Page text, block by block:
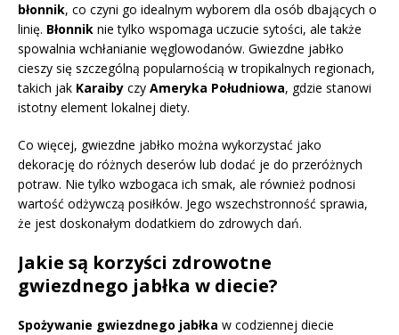
błonnik, co czyni go idealnym wyborem dla osób dbających o
linię. Błonnik nie tylko wspomaga uczucie sytości, ale także
spowalnia wchłanianie węglowodanów. Gwiezdne jabłko
cieszy się szczególną popularnością w tropikalnych regionach,
takich jak Karaiby czy Ameryka Południowa, gdzie stanowi
istotny element lokalnej diety.
Co więcej, gwiezdne jabłko można wykorzystać jako
dekorację do różnych deserów lub dodać je do przeróżnych
potraw. Nie tylko wzbogaca ich smak, ale również podnosi
wartość odżywczą posiłków. Jego wszechstronność sprawia,
że jest doskonałym dodatkiem do zdrowych dań.
Jakie są korzyści zdrowotne
gwiezdnego jabłka w diecie?
Spożywanie gwiezdnego jabłka w codziennej diecie